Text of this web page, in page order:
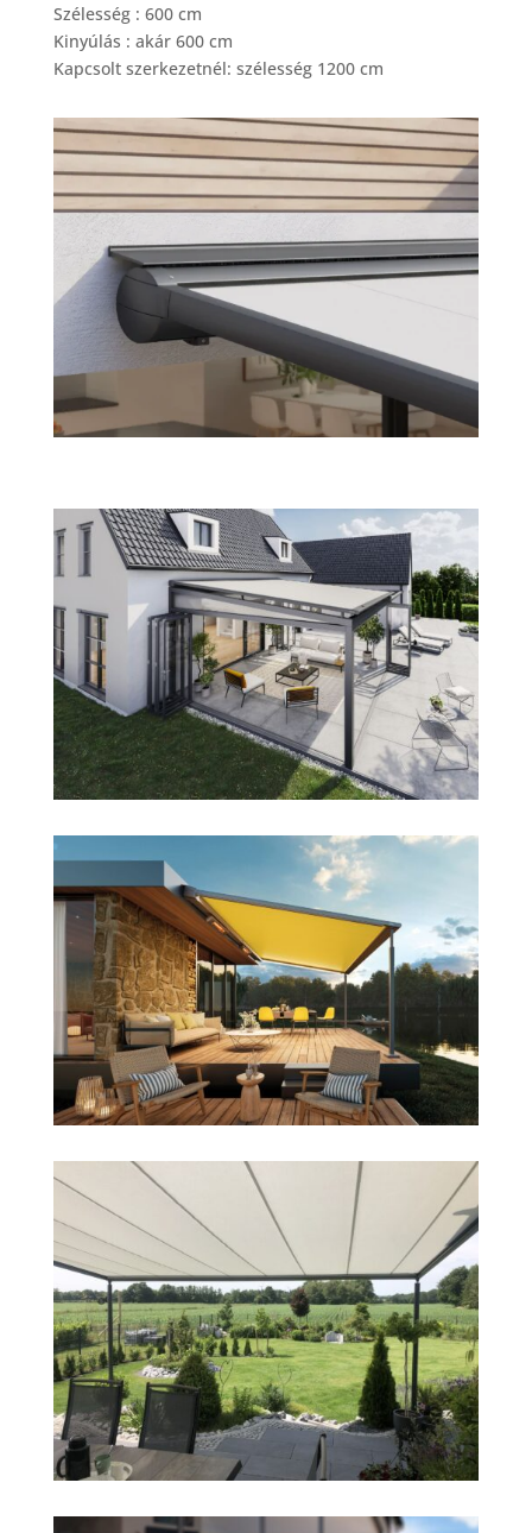
Szélesség : 600 cm
Kinyúlás : akár 600 cm
Kapcsolt szerkezetnél: szélesség 1200 cm